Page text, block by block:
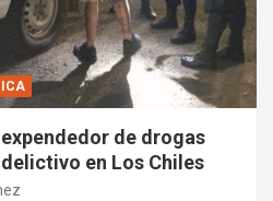
de drogas
en Los Chiles